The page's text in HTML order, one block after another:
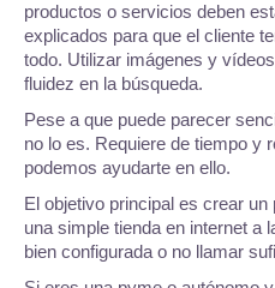
productos o servicios deben
explicados para que el cliente
todo. Utilizar imágenes y
fluidez en la búsqueda.
Pese a que puede parecer
no lo es. Requiere de tiempo y
podemos ayudarte en ello.
El objetivo principal es crear
una simple tienda en internet a
bien configurada o no llamar